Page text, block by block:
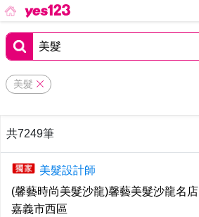
美髮
共7249筆
美髮設計師
(馨藝時尚美髮沙龍)馨藝美髮沙龍名店
嘉義市西區